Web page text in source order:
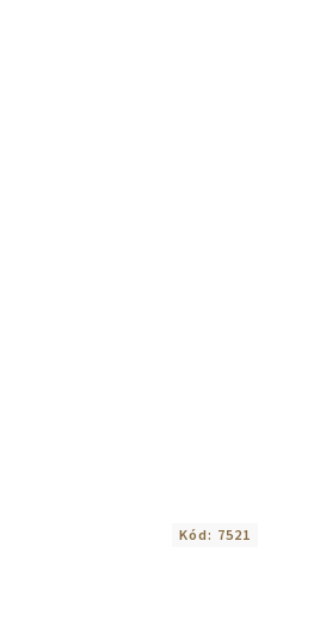
Kód: 7521